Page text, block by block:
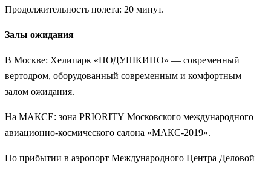
Продолжительность полета: 20 минут.
Залы ожидания
В Москве: Хелипарк «ПОДУШКИНО» — современный
вертодром, оборудованный современным и комфортным
залом ожидания.
На МАКСЕ: зона PRIORITY Московского международного
авиационно-космического салона «МАКС‑2019».
По прибытии в аэропорт Международного Центра Деловой